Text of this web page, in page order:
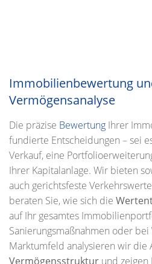
Immobilienbewertung
Vermögensanalyse
Die präzise Bewertung Ihrer
fundierte Entscheidungen – sei
Verkauf, eine
Ihrer Kapitalanlage. Wir bieten
auch gerichtsfeste
beraten Sie, wie sich die
auf Ihr gesamtes
Sanierungsmaßnahmen oder
Marktumfeld analysieren wir die
Vermögensstruktur und zeigen